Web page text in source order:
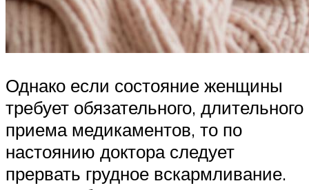
Однако если состояние женщины
требует обязательного, длительного
приема медикаментов, то по
настоянию доктора следует
прервать грудное вскармливание.